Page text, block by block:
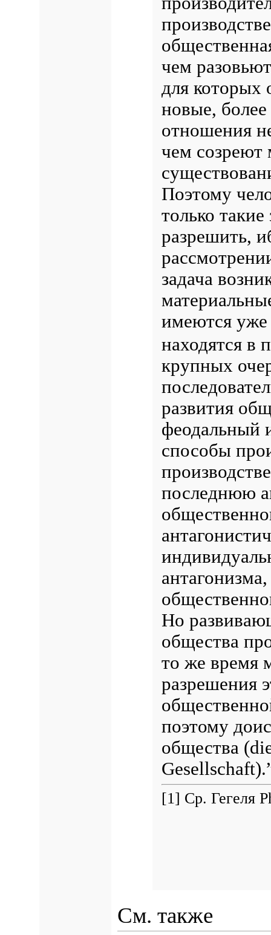
чем
для которых
новые,
отношения
чем созреют
Поэтому
только
разрешить,
задача
имеются уже
находятся в
крупных
развития
феодальный
способы
последнюю
Но
общества
то же время
разрешения
поэтому
общества
[1] Ср. Гегеля
См. также